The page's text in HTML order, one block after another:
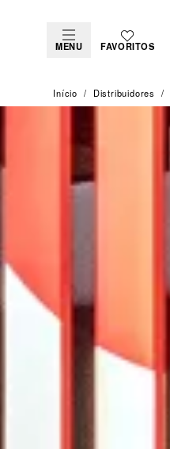
MENU FAVORITOS
Início Distribuidores